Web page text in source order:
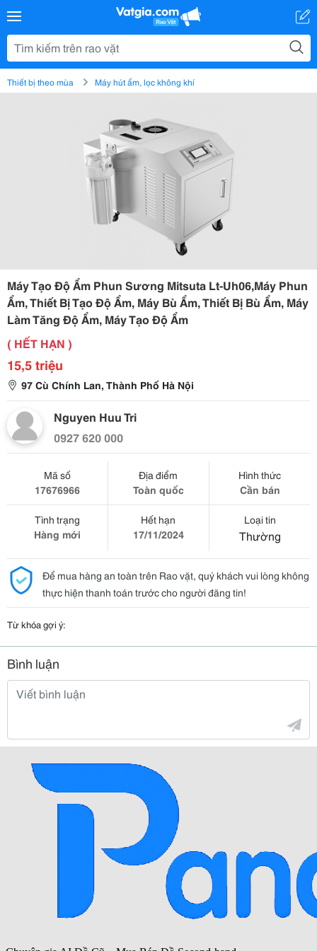
Thiết bị theo mùa Máy hút ẩm, lọc không khí
Máy Tạo Độ Ẩm Phun Sương Mitsuta Lt-Uh06,Máy Phun
Ẩm, Thiết Bị Tạo Độ Ẩm, Máy Bù Ẩm, Thiết Bị Bù Ẩm, Máy
Làm Tăng Độ Ẩm, Máy Tạo Độ Ẩm
( HẾT HẠN )
15,5 triệu
97 Cù Chính Lan, Thành Phố Hà Nội
Nguyen Huu Tri
0927 620 000
Mã số
17676966
Địa điểm
Toàn quốc
Hình thức
Cần bán
Tình trạng
Hàng mới
Hết hạn
17/11/2024
Loại tin
Thường
Để mua hàng an toàn trên Rao vặt, quý khách vui lòng không
thực hiện thanh toán trước cho người đăng tin!
Từ khóa gợi ý:
Bình luận